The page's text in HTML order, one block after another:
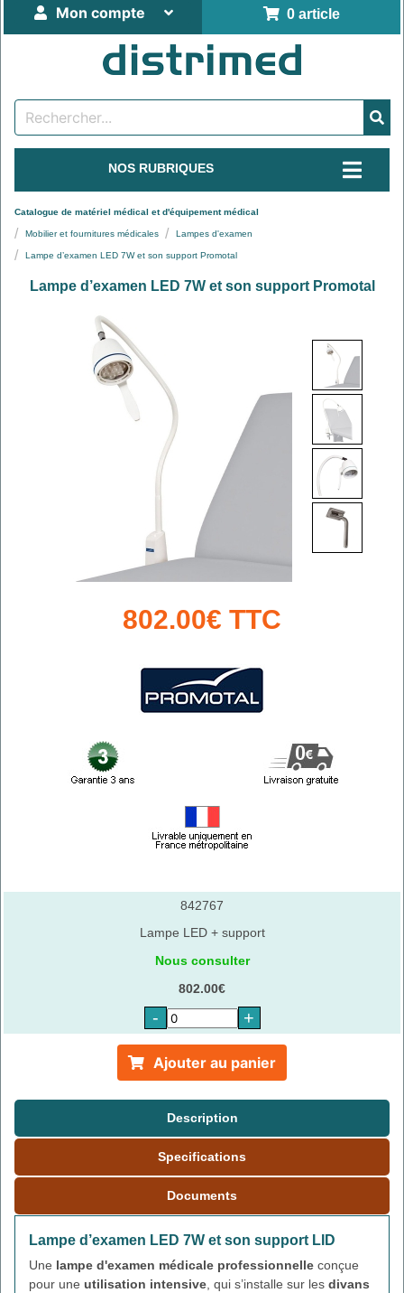
0 article
Mon compte
NOS RUBRIQUES
Catalogue de matériel médical et d'équipement médical
Mobilier et fournitures médicales Lampes d'examen
Lampe d’examen LED 7W et son support Promotal
Lampe d’examen LED 7W et son support Promotal
802.00€ TTC
842767
Lampe LED + support
Nous consulter
802.00€
- +
Ajouter au panier
Description
Specifications
Documents
Lampe d’examen LED 7W et son support LID
Une lampe d'examen médicale professionnelle conçue
pour une utilisation intensive , qui s’installe sur les divans